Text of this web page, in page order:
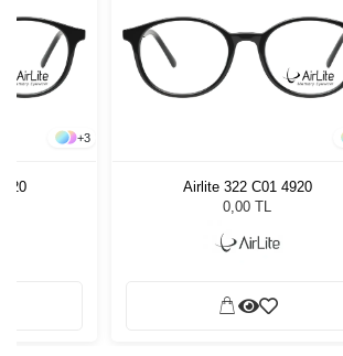
+3
Airlite 322 C01 4920
0,00 TL